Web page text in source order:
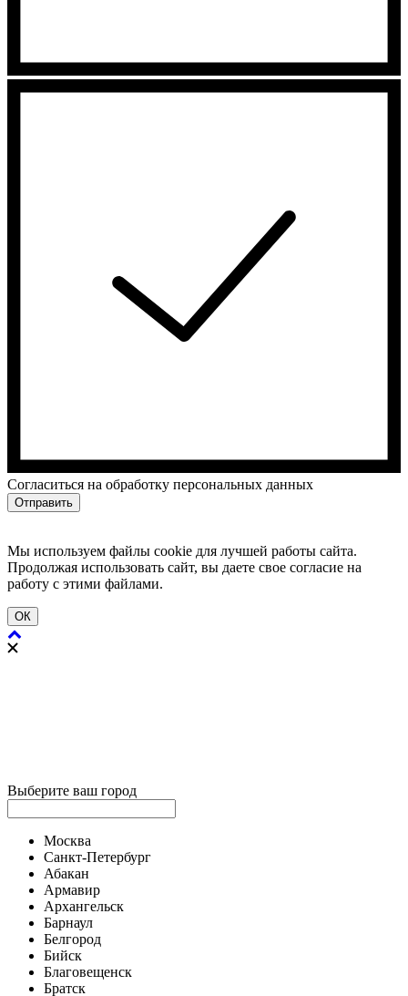
Cогласиться на обработку персональных данных
Отправить
Мы используем файлы cookie для лучшей работы сайта.
Продолжая использовать сайт, вы даете свое согласие на
работу с этими файлами.
ОК
Выберите ваш город
Москва
Санкт-Петербург
Абакан
Армавир
Архангельск
Барнаул
Белгород
Бийск
Благовещенск
Братск